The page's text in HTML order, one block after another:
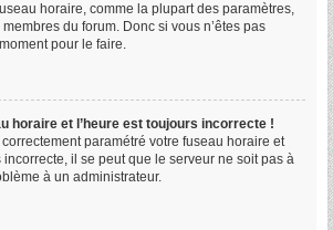
horaire, comme la plupart des paramètres,
membres du forum. Donc si vous n’êtes pas
pour le faire.
horaire et l’heure est toujours incorrecte !
paramétré votre fuseau horaire et
incorrecte, il se peut que le serveur ne soit pas à
à un administrateur.